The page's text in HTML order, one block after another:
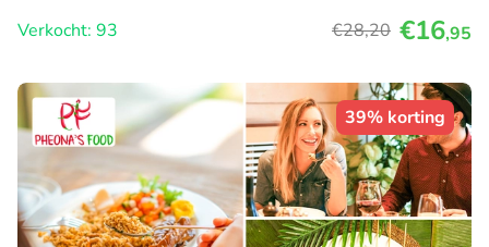
Verkocht: 93
€28,20 €16,95
39% korting